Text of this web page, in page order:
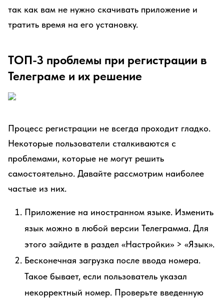
так как вам не нужно скачивать приложение и
тратить время на его установку.
ТОП-3 проблемы при регистрации в
Телеграме и их решение
Процесс регистрации не всегда проходит гладко.
Некоторые пользователи сталкиваются с
проблемами, которые не могут решить
самостоятельно. Давайте рассмотрим наиболее
частые из них.
Приложение на иностранном языке. Изменить
язык можно в любой версии Телеграмма. Для
этого зайдите в раздел «Настройки» > «Язык».
Бесконечная загрузка после ввода номера.
Такое бывает, если пользователь указал
некорректный номер. Проверьте введенную